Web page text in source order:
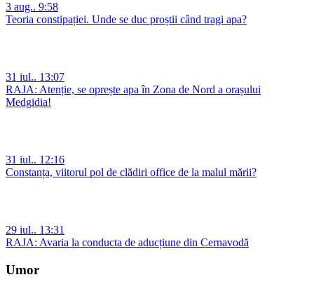
3 aug.. 9:58
Teoria constipației. Unde se duc proștii când tragi apa?
31 iul.. 13:07
RAJA: Atenție, se oprește apa în Zona de Nord a orașului
Medgidia!
31 iul.. 12:16
Constanța, viitorul pol de clădiri office de la malul mării?
29 iul.. 13:31
RAJA: Avaria la conducta de aducțiune din Cernavodă
Umor